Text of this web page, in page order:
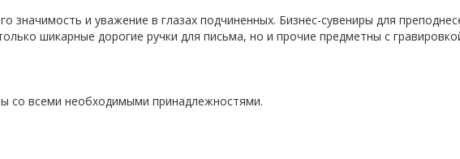
значимость и уважение в глазах подчиненных. Бизнес-сувениры для
шикарные дорогие ручки для письма, но и прочие предметны с
со всеми необходимыми принадлежностями.